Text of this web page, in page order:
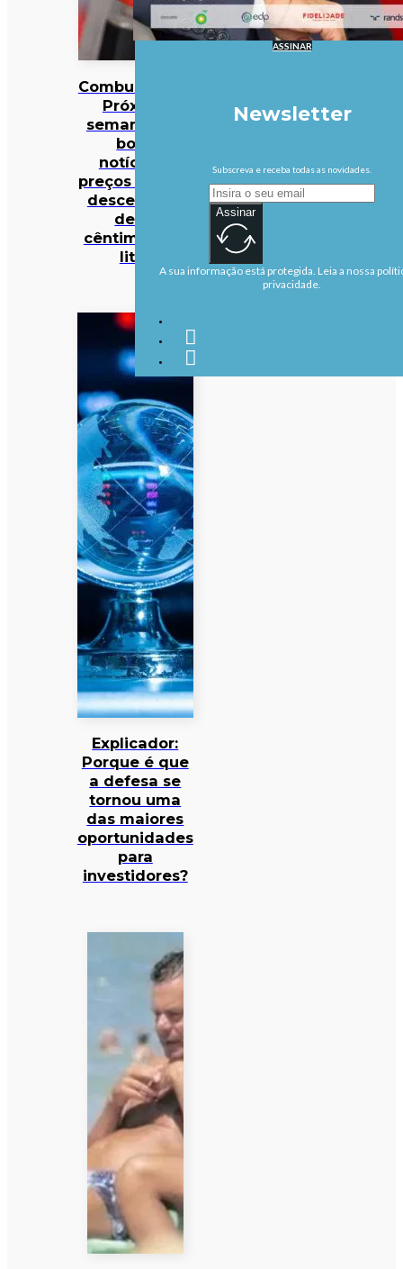
Combustíveis?
Próxima
semana traz
boas
notícias…
preços podem
descer mais
de 10
cêntimos por
litro
Explicador:
Porque é que
a defesa se
tornou uma
das maiores
oportunidades
para
investidores?
ASSINAR
Newsletter
Subscreva e receba todas as novidades.
Assinar
A sua informação está protegida. Leia a nossa
privacidade.